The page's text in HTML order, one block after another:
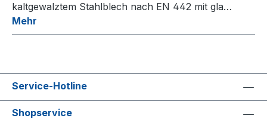
kaltgewalztem Stahlblech nach EN 442 mit gla…
Mehr
Service-Hotline
Shopservice